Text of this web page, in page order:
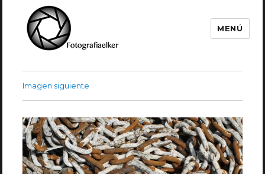
Fotografía Elker
MENÚ
Imagen siguiente